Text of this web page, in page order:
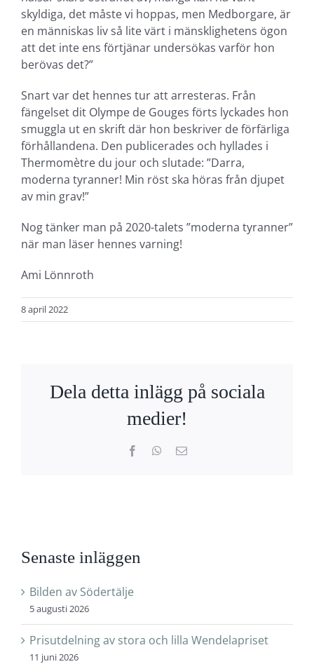
skyldiga, det måste vi hoppas, men Medborgare, är
en människas liv så lite värt i mänsklighetens ögon
att det inte ens förtjänar undersökas varför hon
berövas det?”
Snart var det hennes tur att arresteras. Från
fängelset dit Olympe de Gouges förts lyckades hon
smuggla ut en skrift där hon beskriver de förfärliga
förhållandena. Den publicerades och hyllades i
Thermomètre du jour och slutade: ”Darra,
moderna tyranner! Min röst ska höras från djupet
av min grav!”
Nog tänker man på 2020-talets ”moderna tyranner”
när man läser hennes varning!
Ami Lönnroth
8 april 2022
Dela detta inlägg på sociala
medier!
FacebookWhatsApp
E-
Senaste inläggen
Bilden av Södertälje
5 augusti 2026
Prisutdelning av stora och lilla Wendelapriset
11 juni 2026